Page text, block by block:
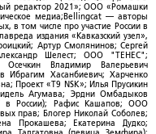
редактор 2021»; ООО «Ромашки
медиа;Bellingcat — авторы
в том числе про участие России в
издания «Кавказский узел»,
Артур Смолянинов; Сергей
Шелест; ООО "ТЕНЕС";
Владимир Валерьевич
Ибрагим Хасанбиевич; Харченко
Проект «T9 NSK»; Илья Прусикин
Агумава; Эрдни Омбадыков
в России); Рафис Кашапов; ООО
прав; Блогер Николай Соболев;
Прокашева; Екатерина Дудко;